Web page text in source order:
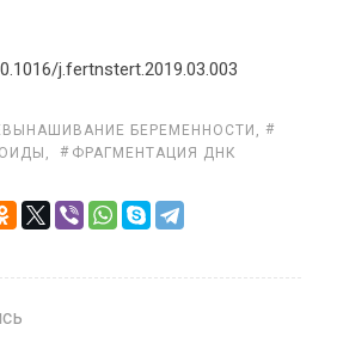
j.fertnstert.2019.03.003
БЕРЕМЕННОСТИ ,
, ФРАГМЕНТАЦИЯ ДНК